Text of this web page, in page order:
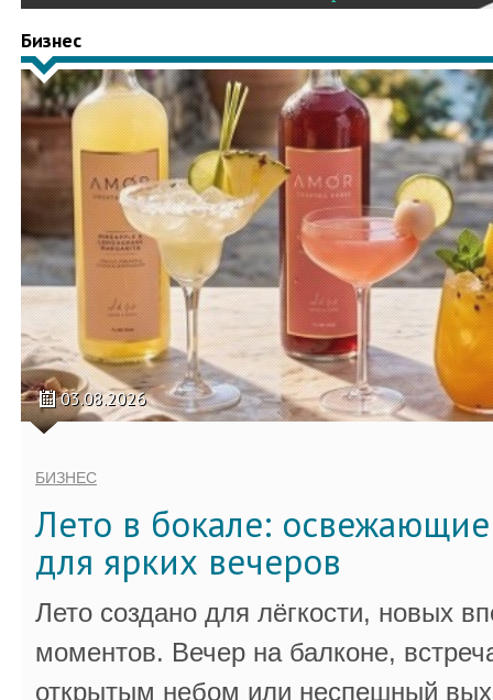
Бизнес
03.08.2026
БИЗНЕС
Лето в бокале:
для ярких вечеров
Лето создано для лёгкости, новых
моментов. Вечер на балконе,
открытым небом или неспешный